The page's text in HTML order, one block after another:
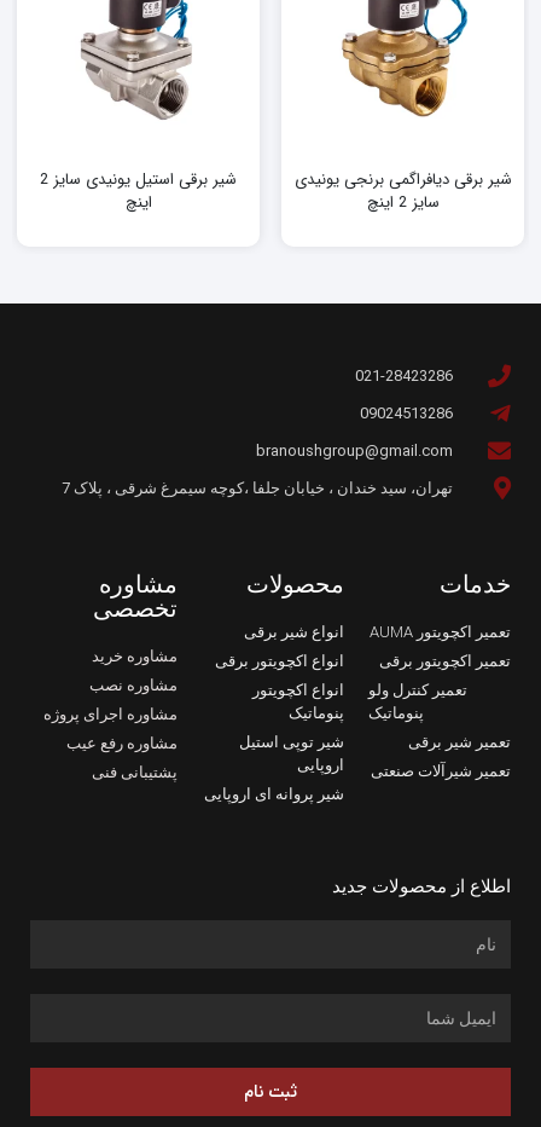
شیر برقی دیافراگمی برنجی یونیدی
سایز 2 اینچ
شیر برقی استیل یونیدی سایز 2
اینچ
021-28423286
09024513286
branoushgroup@gmail.com
تهران، سید خندان ، خیابان جلفا ،کوچه سیمرغ شرقی ، پلاک 7
خدمات
تعمیر اکچویتور AUMA
تعمیر اکچویتور برقی
تعمیر کنترل ولو
پنوماتیک
تعمیر شیر برقی
تعمیر شیرآلات صنعتی
محصولات
انواع شیر برقی
انواع اکچویتور برقی
انواع اکچویتور
پنوماتیک
شیر توپی استیل
اروپایی
شیر پروانه ای اروپایی
مشاوره
تخصصی
مشاوره خرید
مشاوره نصب
مشاوره اجرای پروژه
مشاوره رفع عیب
پشتیبانی فنی
اطلاع از محصولات جدید
ثبت نام